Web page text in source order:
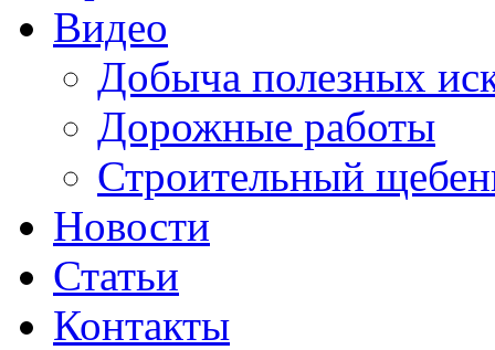
Видео
Добыча полезных
Дорожные работы
Строительный
Новости
Статьи
Контакты